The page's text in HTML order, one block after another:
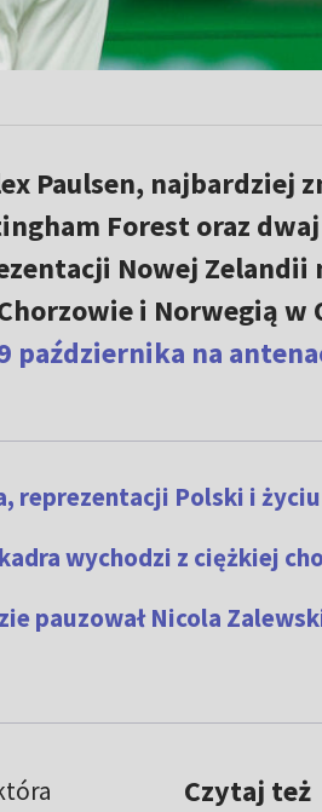
Paulsen, najbardziej
Forest oraz
Nowej Zelandii
i Norwegią w
października na
reprezentacji Polski i
wychodzi z ciężkiej
pauzował Nicola
Czytaj też